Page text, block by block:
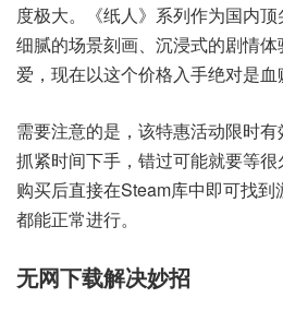
度极大。《纸人》系列作为国内
细腻的场景刻画、沉浸式的剧情
爱，现在以这个价格入手绝对是血
需要注意的是，该特惠活动限时
抓紧时间下手，错过可能就要等很
购买后直接在Steam库中即可找
都能正常进行。
无网下载解决妙招